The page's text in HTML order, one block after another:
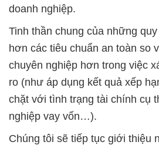
doanh nghiệp.
Tinh thần chung của những
hơn các tiêu chuẩn an toàn so
chuyên nghiệp hơn trong việc
ro (như áp dụng kết quả xếp
chặt với tình trạng tài chính cụ
nghiệp vay vốn…).
Chúng tôi sẽ tiếp tục giới thiệu